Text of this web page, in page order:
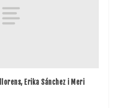
Erika Sánchez i Meri